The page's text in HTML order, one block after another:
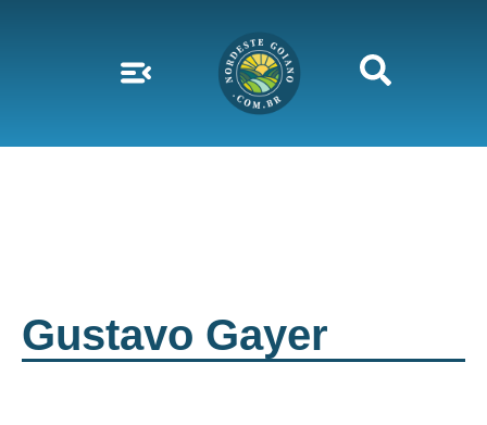
Gustavo Gayer